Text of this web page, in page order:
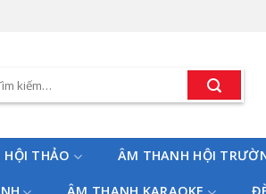
THẢO ÂM THANH HỘI